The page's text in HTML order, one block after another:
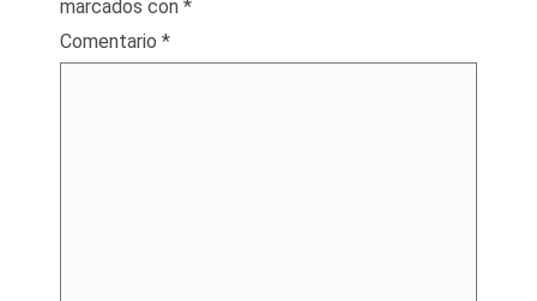
marcados con *
Comentario *